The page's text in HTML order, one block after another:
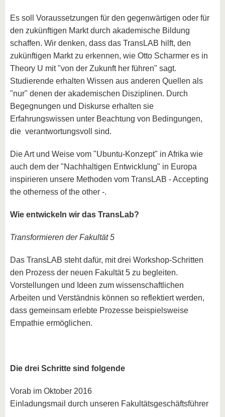
Es soll Voraussetzungen für den gegenwärtigen oder für
den zukünftigen Markt durch akademische Bildung
schaffen. Wir denken, dass das TransLAB hilft, den
zukünftigen Markt zu erkennen, wie Otto Scharmer es in
Theory U mit "von der Zukunft her führen" sagt.
Studierende erhalten Wissen aus anderen Quellen als
"nur" denen der akademischen Disziplinen. Durch
Begegnungen und Diskurse erhalten sie
Erfahrungswissen unter Beachtung von Bedingungen,
die verantwortungsvoll sind.
Die Art und Weise vom "Ubuntu-Konzept" in Afrika wie
auch dem der "Nachhaltigen Entwicklung" in Europa
inspirieren unsere Methoden vom TransLAB - Accepting
the otherness of the other -.
Wie entwickeln wir das TransLab?
Transformieren der Fakultät 5
Das TransLAB steht dafür, mit drei Workshop-Schritten
den Prozess der neuen Fakultät 5 zu begleiten.
Vorstellungen und Ideen zum wissenschaftlichen
Arbeiten und Verständnis können so reflektiert werden,
dass gemeinsam erlebte Prozesse beispielsweise
Empathie ermöglichen.
Die drei Schritte sind folgende
Vorab im Oktober 2016
Einladungsmail durch unseren Fakultätsgeschäftsführer